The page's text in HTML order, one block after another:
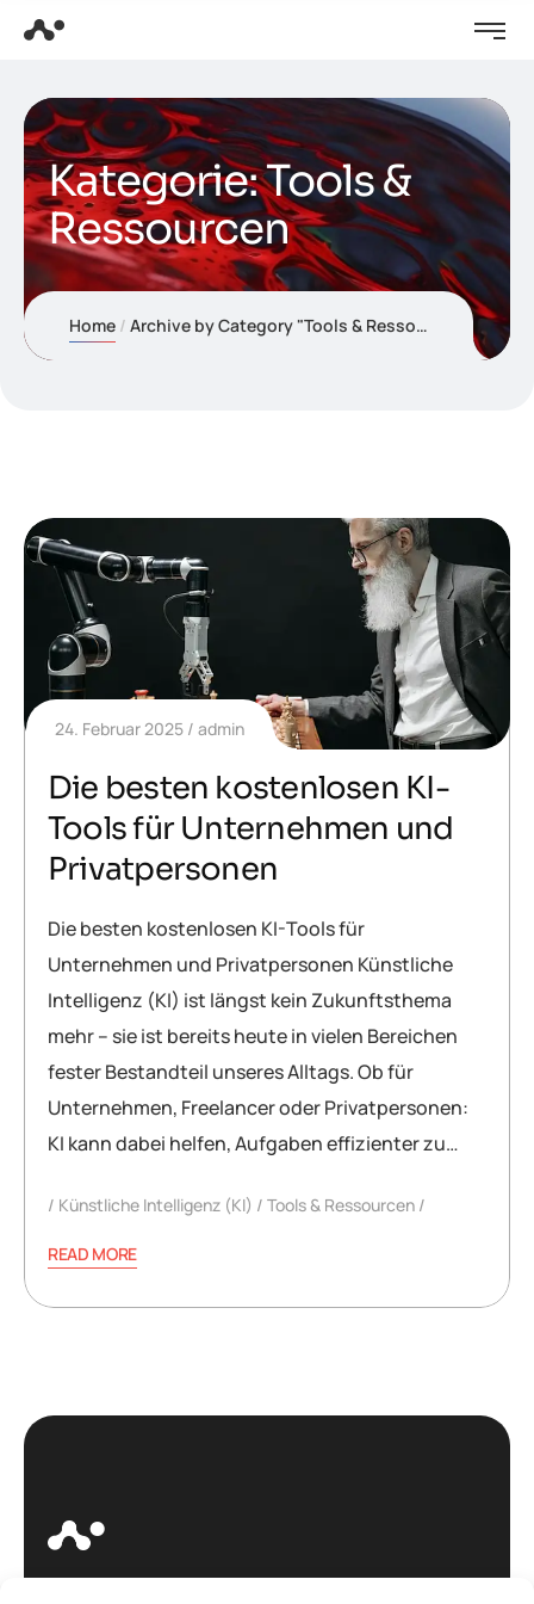
Kategorie:Tools &
Ressourcen
Home Archive by Category "Tools & Ressourcen"
24. Februar 2025 admin
Die besten kostenlosen KI-
Tools für Unternehmen und
Privatpersonen
Die besten kostenlosen KI-Tools für
Unternehmen und Privatpersonen Künstliche
Intelligenz (KI) ist längst kein Zukunftsthema
mehr – sie ist bereits heute in vielen Bereichen
fester Bestandteil unseres Alltags. Ob für
Unternehmen, Freelancer oder Privatpersonen:
KI kann dabei helfen, Aufgaben effizienter zu…
Künstliche Intelligenz (KI) Tools & Ressourcen
READ MORE